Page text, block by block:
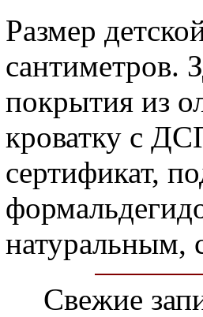
Размер
сантиметров.
покрытия из
кроватку с
сертификат,
натуральным,
Свежие